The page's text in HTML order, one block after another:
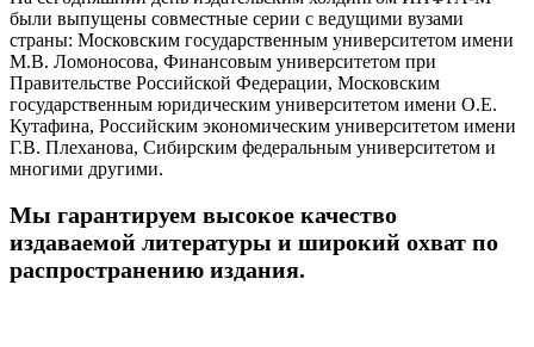
были выпущены совместные серии с ведущими вузами
страны: Московским государственным университетом имени
М.В. Ломоносова, Финансовым университетом при
Правительстве Российской Федерации, Московским
государственным юридическим университетом имени О.Е.
Кутафина, Российским экономическим университетом имени
Г.В. Плеханова, Сибирским федеральным университетом и
многими другими.
Мы гарантируем высокое качество
издаваемой литературы и широкий охват по
распространению издания.